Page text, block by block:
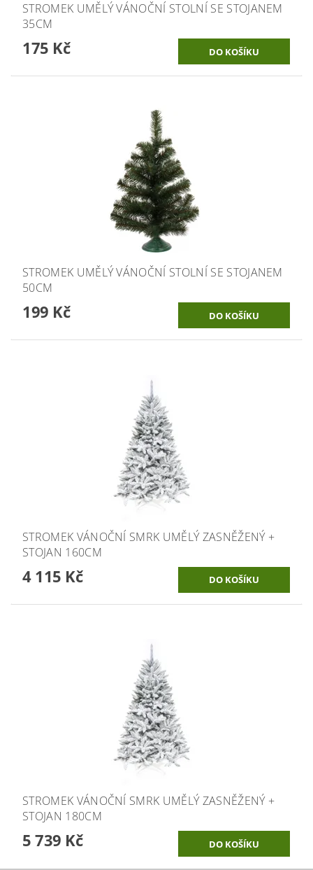
STROMEK UMĚLÝ VÁNOČNÍ STOLNÍ SE STOJANEM
35CM
175 Kč
STROMEK UMĚLÝ VÁNOČNÍ STOLNÍ SE STOJANEM
50CM
199 Kč
STROMEK VÁNOČNÍ SMRK UMĚLÝ ZASNĚŽENÝ +
STOJAN 160CM
4 115 Kč
STROMEK VÁNOČNÍ SMRK UMĚLÝ ZASNĚŽENÝ +
STOJAN 180CM
5 739 Kč